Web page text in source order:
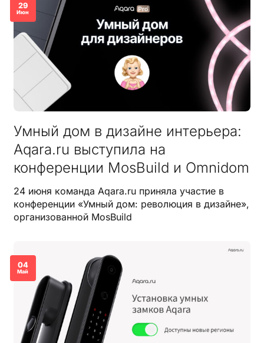
Умный дом в дизайне интерьера:
Aqara.ru выступила на
конференции MosBuild и Omnidom
24 июня команда Aqara.ru приняла участие в
конференции «Умный дом: революция в дизайне»,
организованной MosBuild
29
Июн
04
Май